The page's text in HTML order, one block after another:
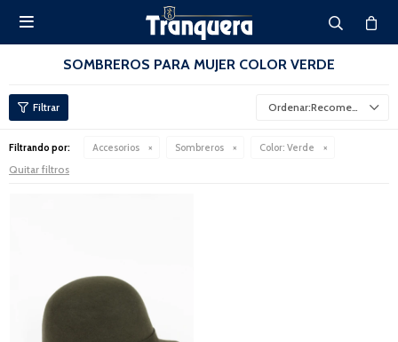

SOMBREROS PARA MUJER COLOR VERDE
Recomendados
Filtrando por: Accesorios Sombreros Color: Verde
Quitar filtros